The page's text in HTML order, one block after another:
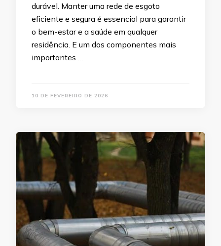
durável. Manter uma rede de esgoto
eficiente e segura é essencial para garantir
o bem-estar e a saúde em qualquer
residência. E um dos componentes mais
importantes …
10 DE FEVEREIRO DE 2026